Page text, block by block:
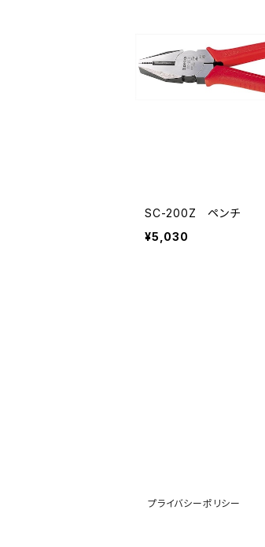
SC-200Z ペンチ
¥5,030
プライバシーポリシー